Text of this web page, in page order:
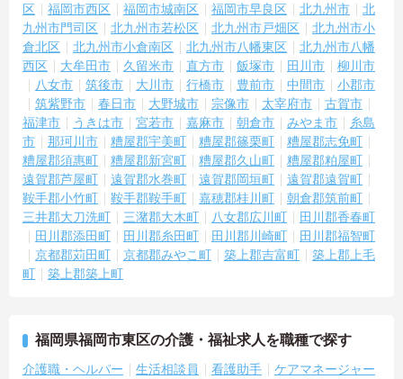
区
福岡市西区 福岡市城南区 福岡市早良区 北九州市
北
九州市門司区
北九州市若松区 北九州市戸畑区
北九州市小
倉北区
北九州市小倉南区 北九州市八幡東区
北九州市八幡
西区
大牟田市 久留米市 直方市 飯塚市 田川市
柳川市
八女市
筑後市 大川市 行橋市 豊前市 中間市
小郡市
筑紫野市
春日市 大野城市 宗像市 太宰府市
古賀市
福津市
うきは市 宮若市 嘉麻市 朝倉市 みやま市
糸島
市
那珂川市 糟屋郡宇美町 糟屋郡篠栗町
糟屋郡志免町
糟屋郡須惠町
糟屋郡新宮町 糟屋郡久山町
糟屋郡粕屋町
遠賀郡芦屋町
遠賀郡水巻町 遠賀郡岡垣町
遠賀郡遠賀町
鞍手郡小竹町
鞍手郡鞍手町 嘉穂郡桂川町
朝倉郡筑前町
三井郡大刀洗町
三潴郡大木町 八女郡広川町
田川郡香春町
田川郡添田町
田川郡糸田町 田川郡川崎町
田川郡福智町
京都郡苅田町
京都郡みやこ町 築上郡吉富町
築上郡上毛
町
築上郡築上町
福岡県福岡市東区の介護・福祉求人を職種で探す
介護職・ヘルパー 生活相談員 看護助手
ケアマネージャー